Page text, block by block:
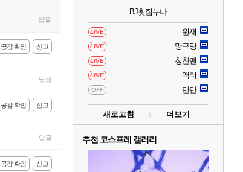
답글
신고
공감 확인
답글
신고
공감 확인
답글
신고
공감 확인
BJ횟집누나
LIVE 원재
LIVE 망구랑
LIVE 칭찬맨
LIVE 액터
OFF 만만
새로고침 더보기
추천 코스프레 갤러리